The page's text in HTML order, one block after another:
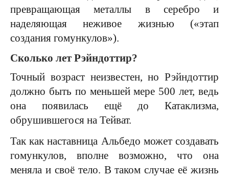
превращающая металлы в серебро и
наделяющая неживое жизнью («этап
создания гомункулов»).
Сколько лет Рэйндоттир?
Точный возраст неизвестен, но Рэйндоттир
должно быть по меньшей мере 500 лет, ведь
она появилась ещё до Катаклизма,
обрушившегося на Тейват.
Так как наставница Альбедо может создавать
гомункулов, вполне возможно, что она
меняла и своё тело. В таком случае её жизнь